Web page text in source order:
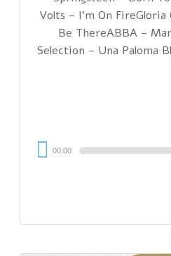
Volts – I'm On FireGloria
Be ThereABBA –
Selection – Una Paloma
00:00